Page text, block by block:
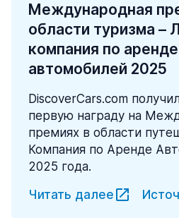
Международная
области туризма –
компания по аренде
автомобилей 2025
DiscoverCars.com
первую награду на
премиях в области
Компания по Аренде
2025 года.
Читать далее